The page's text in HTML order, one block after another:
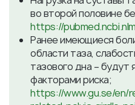
во второй половине
https://
Ранее имеющиеся
области таза,
тазового дна – будут
факторами риска;
https://www.gu.se/en/